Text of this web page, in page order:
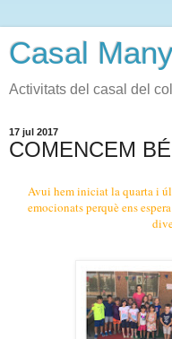
Casal
Activitats del casal del
17 jul 2017
COMENCEM
Avui hem iniciat la quarta i
emocionats perquè ens